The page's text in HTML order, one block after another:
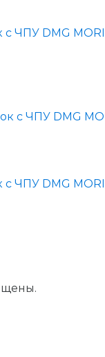
ЧПУ DMG MORI
ЧПУ DMG MORI